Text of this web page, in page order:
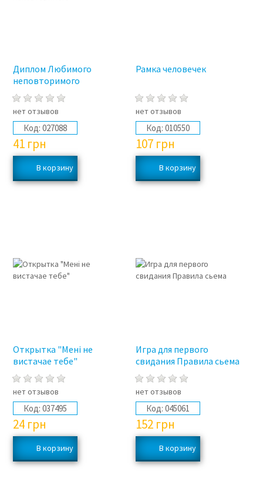
Диплом Любимого
неповторимого
нет отзывов
Код: 027088
41 грн
Рамка человечек
нет отзывов
Код: 010550
107 грн
Открытка "Мені не
вистачае тебе"
нет отзывов
Код: 037495
24 грн
Игра для первого
свидания Правила сьема
нет отзывов
Код: 045061
152 грн